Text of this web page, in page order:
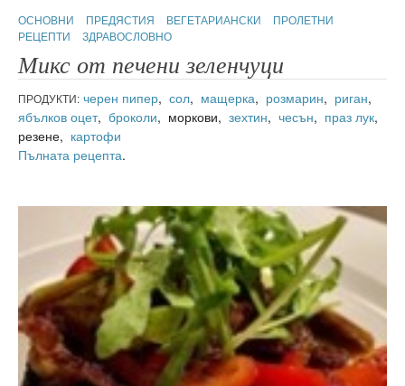
ОСНОВНИ
ПРЕДЯСТИЯ ВЕГЕТАРИАНСКИ
ПРОЛЕТНИ
РЕЦЕПТИ
ЗДРАВОСЛОВНО
Микс от печени зеленчуци
ПРОДУКТИ: черен пипер, сол, мащерка, розмарин, риган,
ябълков оцет, броколи, моркови, зехтин, чесън, праз лук,
резене, картофи
Пълната рецепта.